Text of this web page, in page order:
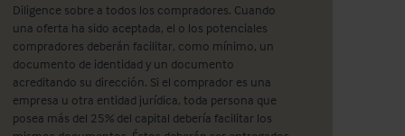
Diligence sobre a todos los compradores. Cuando
una oferta ha sido aceptada, el o los potenciales
compradores deberán facilitar, como mínimo, un
documento de identidad y un documento
acreditando su dirección. Si el comprador es una
empresa u otra entidad jurídica, toda persona que
posea más del 25% del capital debería facilitar los